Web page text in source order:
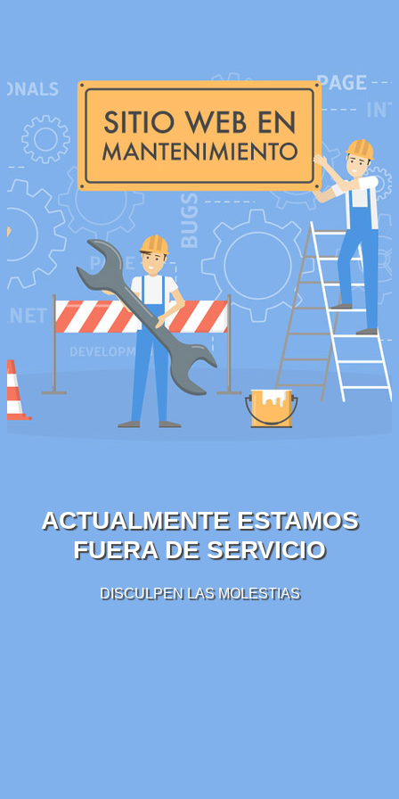
ACTUALMENTE ESTAMOS
FUERA DE SERVICIO
DISCULPEN LAS MOLESTIAS